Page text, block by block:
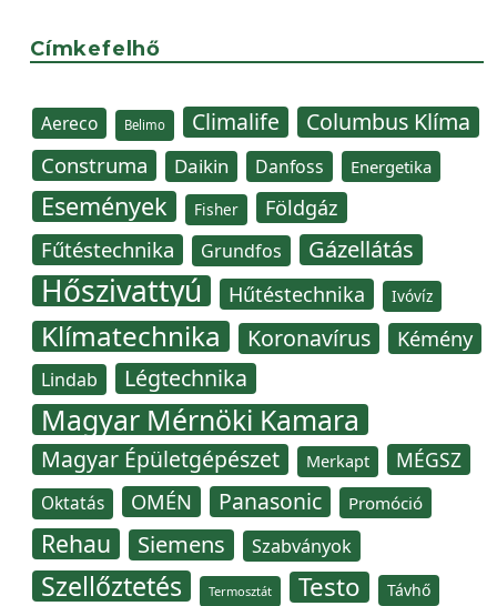
Címkefelhő
Aereco Belimo Climalife Columbus Klíma
Construma Daikin Danfoss Energetika
Események Fisher Földgáz
Fűtéstechnika Grundfos Gázellátás
Hőszivattyú Hűtéstechnika Ivóvíz
Klímatechnika Koronavírus Kémény
Lindab Légtechnika
Magyar Mérnöki Kamara
Magyar Épületgépészet Merkapt MÉGSZ
Oktatás OMÉN Panasonic Promóció
Rehau Siemens Szabványok
Szellőztetés Termosztát Testo Távhő